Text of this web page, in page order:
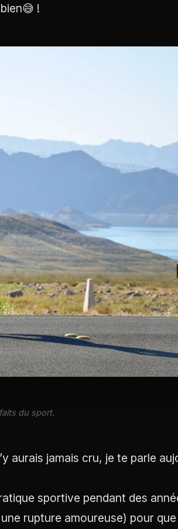
!
du sport.
aurais jamais cru, je te parle
sportive pendant des
rupture amoureuse) pour